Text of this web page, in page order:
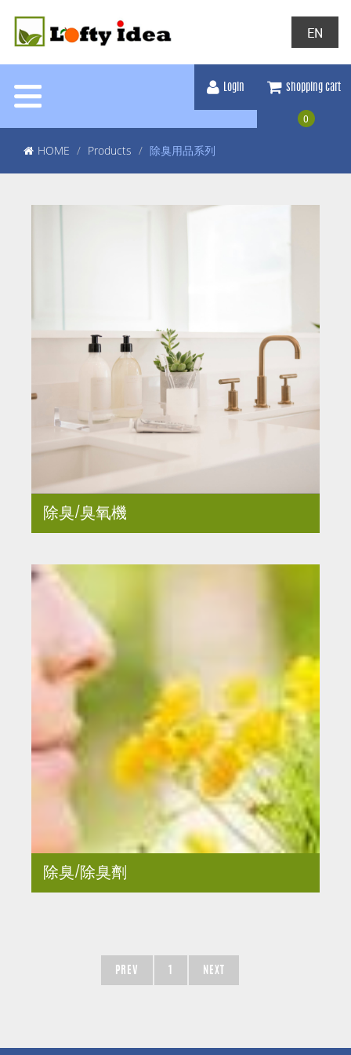
EN
Login shopping cart
0
HOME Products 除臭用品系列
除臭/臭氧機
除臭/除臭劑
PREV 1 NEXT